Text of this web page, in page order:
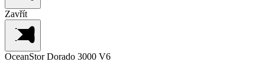
Zavřít
OceanStor Dorado 3000 V6